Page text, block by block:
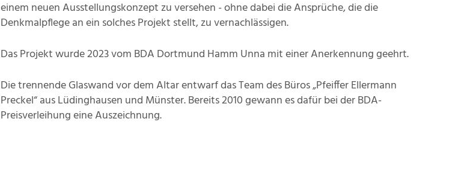
einem neuen Ausstellungskonzept zu versehen - ohne dabei die Ansprüche, die die
Denkmalpflege an ein solches Projekt stellt, zu vernachlässigen.
Das Projekt wurde 2023 vom BDA Dortmund Hamm Unna mit einer Anerkennung geehrt.
Die trennende Glaswand vor dem Altar entwarf das Team des Büros „Pfeiffer Ellermann
Preckel“ aus Lüdinghausen und Münster. Bereits 2010 gewann es dafür bei der BDA-
Preisverleihung eine Auszeichnung.